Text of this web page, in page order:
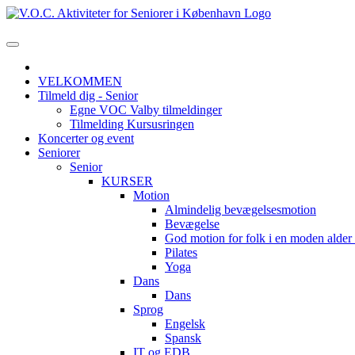
VELKOMMEN
Tilmeld dig - Senior
Egne VOC Valby tilmeldinger
Tilmelding Kursusringen
Koncerter og event
Seniorer
Senior
KURSER
Motion
Almindelig bevægelsesmotion
Bevægelse
God motion for folk i en moden
Pilates
Yoga
Dans
Dans
Sprog
Engelsk
Spansk
IT og EDB